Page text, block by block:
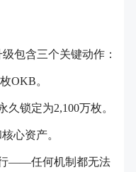
包含三个关键动作：
OKB。
锁定为2,100万枚。
心资产。
行——任何机制都无法